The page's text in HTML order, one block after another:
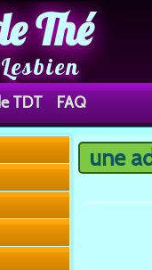
Thé
TDT FAQ
You are
une